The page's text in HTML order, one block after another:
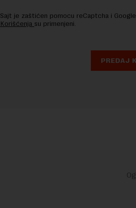
Sajt je zaštićen pomocu reCaptcha i Google.
Korišćenja su primenjeni.